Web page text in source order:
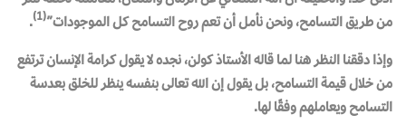
من طريق التسامح، ونحن نأمل أن تعم روح التسامح كل الموجودات”(1)
.
وإذا دققنا النظر هنا لما قاله الأستاذ كولن، نجده لا يقول كرامة الإنسان ترتفع
من خلال قيمة التسامح، بل يقول إن الله تعالى بنفسه ينظر للخلق بعدسة
التسامح ويعاملهم وفقًا لها.